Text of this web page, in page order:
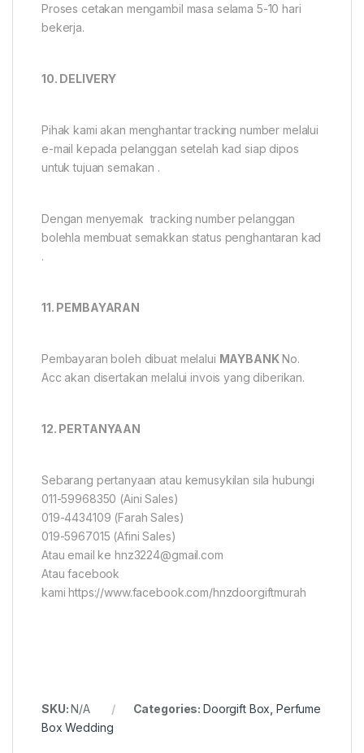
Proses cetakan mengambil masa selama 5-10 hari
bekerja.
10. DELIVERY
Pihak kami akan menghantar tracking number melalui
e-mail kepada pelanggan setelah kad siap dipos
untuk tujuan semakan .
Dengan menyemak tracking number pelanggan
bolehla membuat semakkan status penghantaran kad
.
11. PEMBAYARAN
Pembayaran boleh dibuat melalui MAYBANKNo.
Acc akan disertakan melalui invois yang diberikan.
12. PERTANYAAN
Sebarang pertanyaan atau kemusykilan sila hubungi
011-59968350 (Aini Sales)
019-4434109 (Farah Sales)
019-5967015 (Afini Sales)
Atau email ke hnz3224@gmail.com
Atau facebook
kami https://www.facebook.com/hnzdoorgiftmurah
SKU:N/A Categories: Doorgift Box ,Perfume
Box Wedding